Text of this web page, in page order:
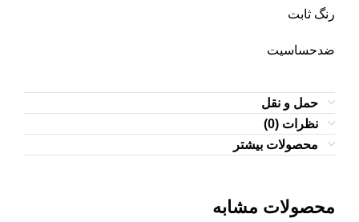
رنگ ثابت
ضدحساسیت
حمل و نقل
نظرات (0)
محصولات بیشتر
محصولات مشابه